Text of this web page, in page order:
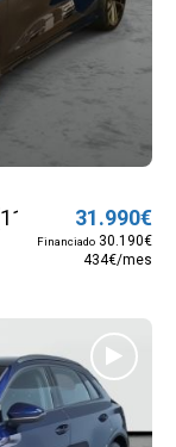
CV) S troni
31.990€
Financiado 30.190€
434€/mes